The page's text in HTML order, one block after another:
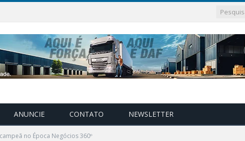
ANUNCIE CONTATO NEWSLETTER
no Época Negócios 360º